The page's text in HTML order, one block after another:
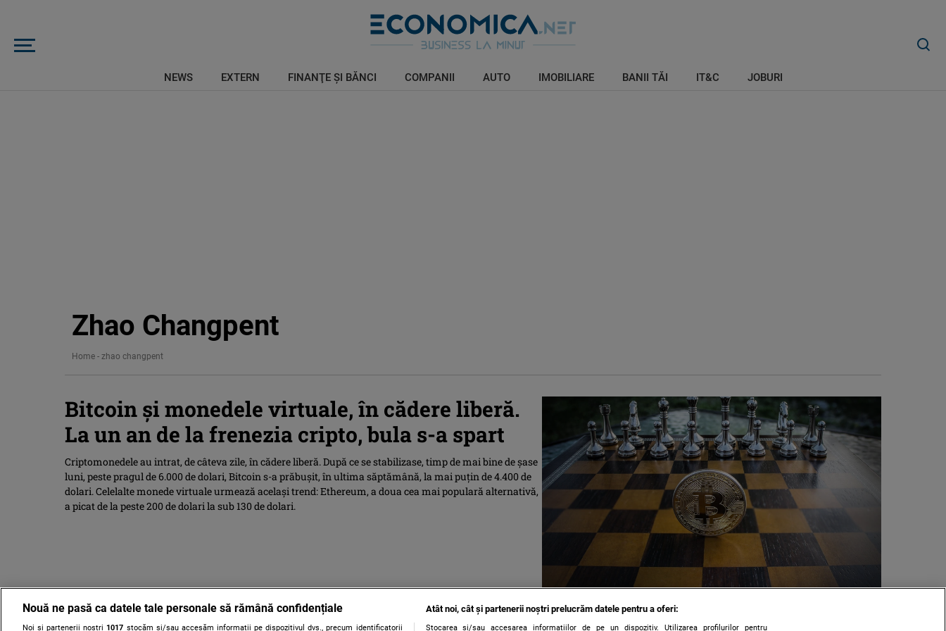
NEWS EXTERN FINANŢE ŞI BĂNCI COMPANII AUTO IMOBILIARE BANII TĂI IT&C JOBURI
Zhao Changpent
Home - zhao changpent
Bitcoin şi monedele virtuale, în cădere liberă.
La un an de la frenezia cripto, bula s-a spart
Criptomonedele au intrat, de câteva zile, în cădere liberă. După ce se stabilizase, timp de mai bine de şase
luni, peste pragul de 6.000 de dolari, Bitcoin s-a prăbuşit, în ultima săptămână, la mai puţin de 4.400 de
dolari. Celelalte monede virtuale urmează acelaşi trend: Ethereum, a doua cea mai populară alternativă,
a picat de la peste 200 de dolari la sub 130 de dolari.
Nouă ne pasă ca datele tale personale să rămână confidențiale
Noi și partenerii noștri1017 stocăm și/sau accesăm informații pe dispozitivul dvs., precum identificatorii
Atât noi, cât și partenerii noștri prelucrăm datele pentru a oferi:
Stocarea și/sau accesarea informațiilor de pe un dispozitiv. Utilizarea profilurilor pentru